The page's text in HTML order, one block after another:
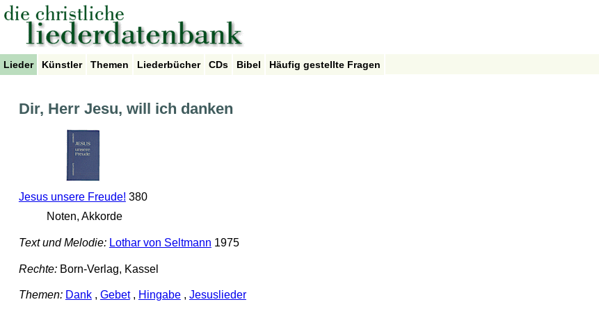
Lieder Künstler Themen Liederbücher CDs Bibel Häufig gestellte Fragen
Dir, Herr Jesu, will ich danken
Jesus unsere Freude! 380
Noten, Akkorde
Text und Melodie: Lothar von Seltmann 1975
Rechte:Born-Verlag, Kassel
Themen: Dank, Gebet, Hingabe, Jesuslieder